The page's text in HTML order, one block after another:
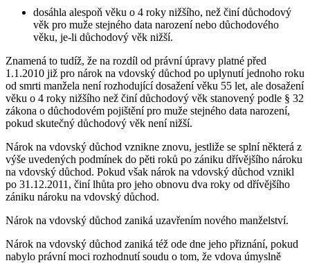
dosáhla alespoň věku o 4 roky nižšího, než činí důchodový
věk pro muže stejného data narození nebo důchodového
věku, je-li důchodový věk nižší.
Znamená to tudíž, že na rozdíl od právní úpravy platné před
1.1.2010 již pro nárok na vdovský důchod po uplynutí jednoho roku
od smrti manžela není rozhodující dosažení věku 55 let, ale dosažení
věku o 4 roky nižšího než činí důchodový věk stanovený podle § 32
zákona o důchodovém pojištění pro muže stejného data narození,
pokud skutečný důchodový věk není nižší.
Nárok na vdovský důchod vznikne znovu, jestliže se splní některá z
výše uvedených podmínek do pěti roků po zániku dřívějšího nároku
na vdovský důchod. Pokud však nárok na vdovský důchod vznikl
po 31.12.2011, činí lhůta pro jeho obnovu dva roky od dřívějšího
zániku nároku na vdovský důchod.
Nárok na vdovský důchod zaniká uzavřením nového manželství.
Nárok na vdovský důchod zaniká též ode dne jeho přiznání, pokud
nabylo právní moci rozhodnutí soudu o tom, že vdova úmyslně